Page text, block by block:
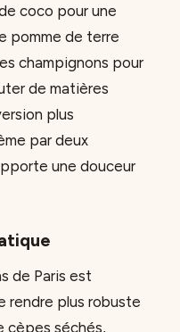
coco pour une
pomme de terre
champignons pour
de matières
plus
par deux
une douceur
de Paris est
rendre plus robuste
cèpes séchés,